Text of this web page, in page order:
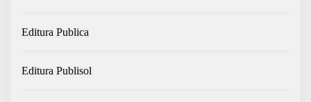
Editura Publica
Editura Publisol